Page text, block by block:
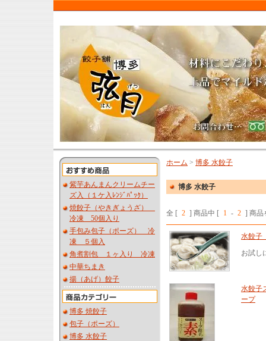
紫芋あんまんクリームチー
ズ入（１ケ入ﾚﾝｼﾞﾊﾟｯｸ）
焼餃子（やきぎょうざ）
冷凍 50個入り
手包み包子（ポーズ） 冷
凍 ５個入
角煮割包 １ヶ入り 冷凍
中華ちまき
揚（あげ）餃子
博多 焼餃子
包子（ポーズ）
博多 水餃子
ホーム > 博多 水餃子
博多 水餃子
全 [ 2 ] 商品中 [ 1 - 2 ] 商品
水餃子
お試し
水餃
ープ